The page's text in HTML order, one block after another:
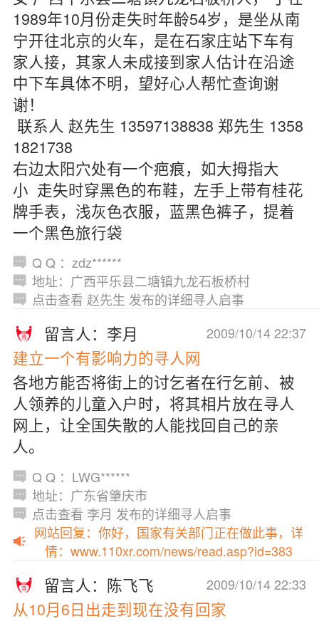
1989年10月份走失时年龄54岁，是坐从南
宁开往北京的火车，是在石家庄站下车有
家人接，其家人未成接到家人估计在沿途
中下车具体不明，望好心人帮忙查询谢
谢！
联系人 赵先生 13597138838 郑先生 1358
1821738
右边太阳穴处有一个疤痕，如大拇指大
小 走失时穿黑色的布鞋，左手上带有桂花
牌手表，浅灰色衣服，蓝黑色裤子，提着
一个黑色旅行袋
Q Q ：zdz******
地址：广西平乐县二塘镇九龙石板桥村
点击查看 赵先生 发布的详细寻人启事
2009/10/14 22:37
留言人：李月
建立一个有影响力的寻人网
各地方能否将街上的讨乞者在行乞前、被
人领养的儿童入户时，将其相片放在寻人
网上，让全国失散的人能找回自己的亲
人。
Q Q ：LWG******
地址：广东省肇庆市
点击查看 李月 发布的详细寻人启事
网站回复：你好，国家有关部门正在做此事，详
情：www.110xr.com/news/read.asp?id=383
2009/10/14 22:33
留言人：陈飞飞
从10月6日出走到现在没有回家